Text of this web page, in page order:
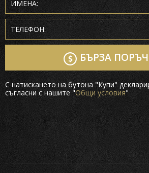
БЪРЗА
С натискането на бутона "Купи"
съгласни с нашите "Общи условия"